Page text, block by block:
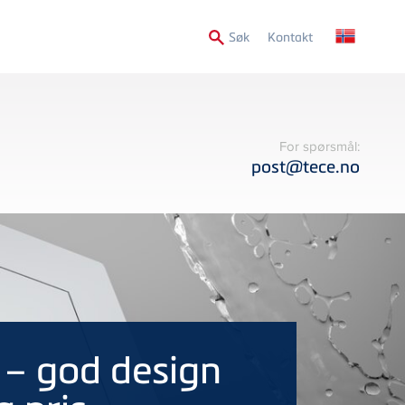
SøkSecondary
Kontakt
For spørsmål:
post@tece.no
god design